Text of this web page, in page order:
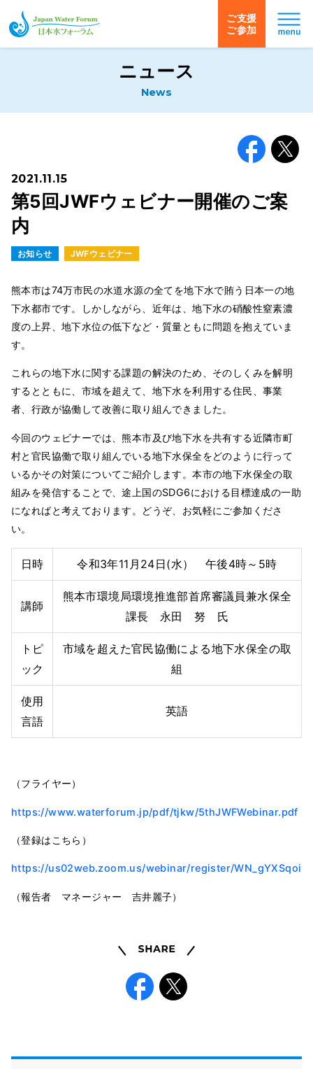
日本水フォーラム
ご支援
ご参加
ニュース
News
2021.11.15
第5回JWFウェビナー開催のご案
内
お知らせ JWFウェビナー
熊本市は74万市民の水道水源の全てを地下水で賄う日本一の地
下水都市です。しかしながら、近年は、地下水の硝酸性窒素濃
度の上昇、地下水位の低下など・質量ともに問題を抱えていま
す。
これらの地下水に関する課題の解決のため、そのしくみを解明
するとともに、市域を超えて、地下水を利用する住民、事業
者、行政が協働して改善に取り組んできました。
今回のウェビナーでは、熊本市及び地下水を共有する近隣市町
村と官民協働で取り組んでいる地下水保全をどのように行って
いるかその対策についてご紹介します。本市の地下水保全の取
組みを発信することで、途上国のSDG6における目標達成の一助
になればと考えております。どうぞ、お気軽にご参加くださ
い。
日時 令和3年11月24日(水） 午後4時～5時
講師
熊本市環境局環境推進部首席審議員兼水保全
課長 永田 努 氏
トピ
ック
市域を超えた官民協働による地下水保全の取
組
使用
言語
英語
（フライヤー）
https://www.waterforum.jp/pdf/tjkw/5thJWFWebinar.pdf
（登録はこちら）
https://us02web.zoom.us/webinar/register/
（報告者 マネージャー 吉井麗子）
Share